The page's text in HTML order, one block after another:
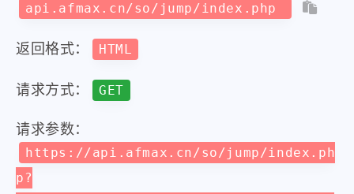
api.afmax.cn/so/jump/index.php
返回格式： HTML
请求方式： GET
请求参数：
https://api.afmax.cn/so/jump/index.ph
p?